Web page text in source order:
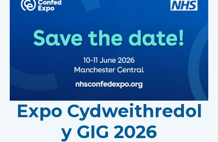
Expo Cydweithredol
y GIG 2026